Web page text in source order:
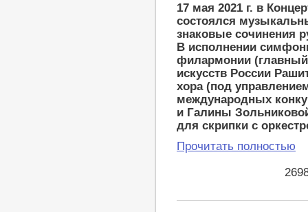
17 мая 2021 г. в
состоялся
знаковые сочинения
В исполнении
филармонии
искусств России
хора (под
международных
и Галины
для скрипки с
Прочитать полностью